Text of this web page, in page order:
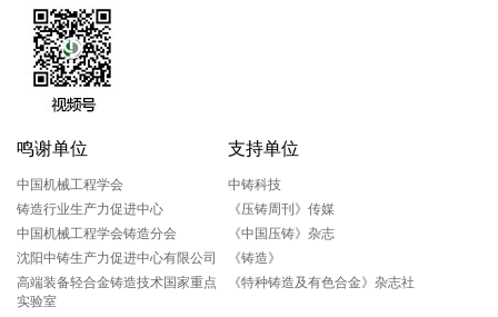
鸣谢单位
中国机械工程学会
铸造行业生产力促进中心
中国机械工程学会铸造分会
沈阳中铸生产力促进中心有限公司
高端装备轻合金铸造技术国家重点
实验室
支持单位
中铸科技
《压铸周刊》传媒
《中国压铸》杂志
《铸造》
《特种铸造及有色合金》杂志社